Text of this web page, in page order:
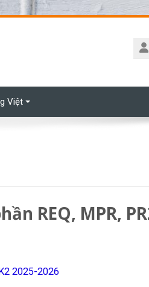
Tên
tài
Việt
REQ, MPR,
2025-2026